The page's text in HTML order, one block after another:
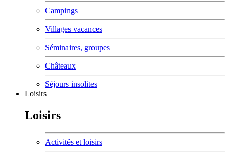
Campings
Villages vacances
Séminaires, groupes
Châteaux
Séjours insolites
Loisirs
Loisirs
Activités et loisirs